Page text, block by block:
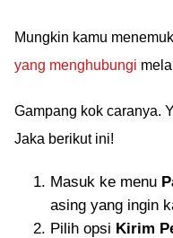
Mungkin kamu
yang menghubungi
Gampang kok caranya.
Jaka berikut ini!
Masuk ke menu
asing yang ingin
Pilih opsi Kirim